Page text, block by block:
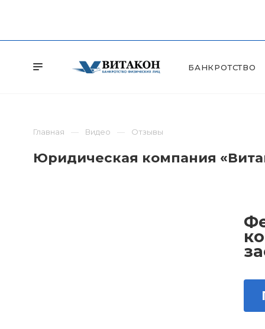
БАНКРОТСТВО
Главная Видео Отзывы
Юридическая компания